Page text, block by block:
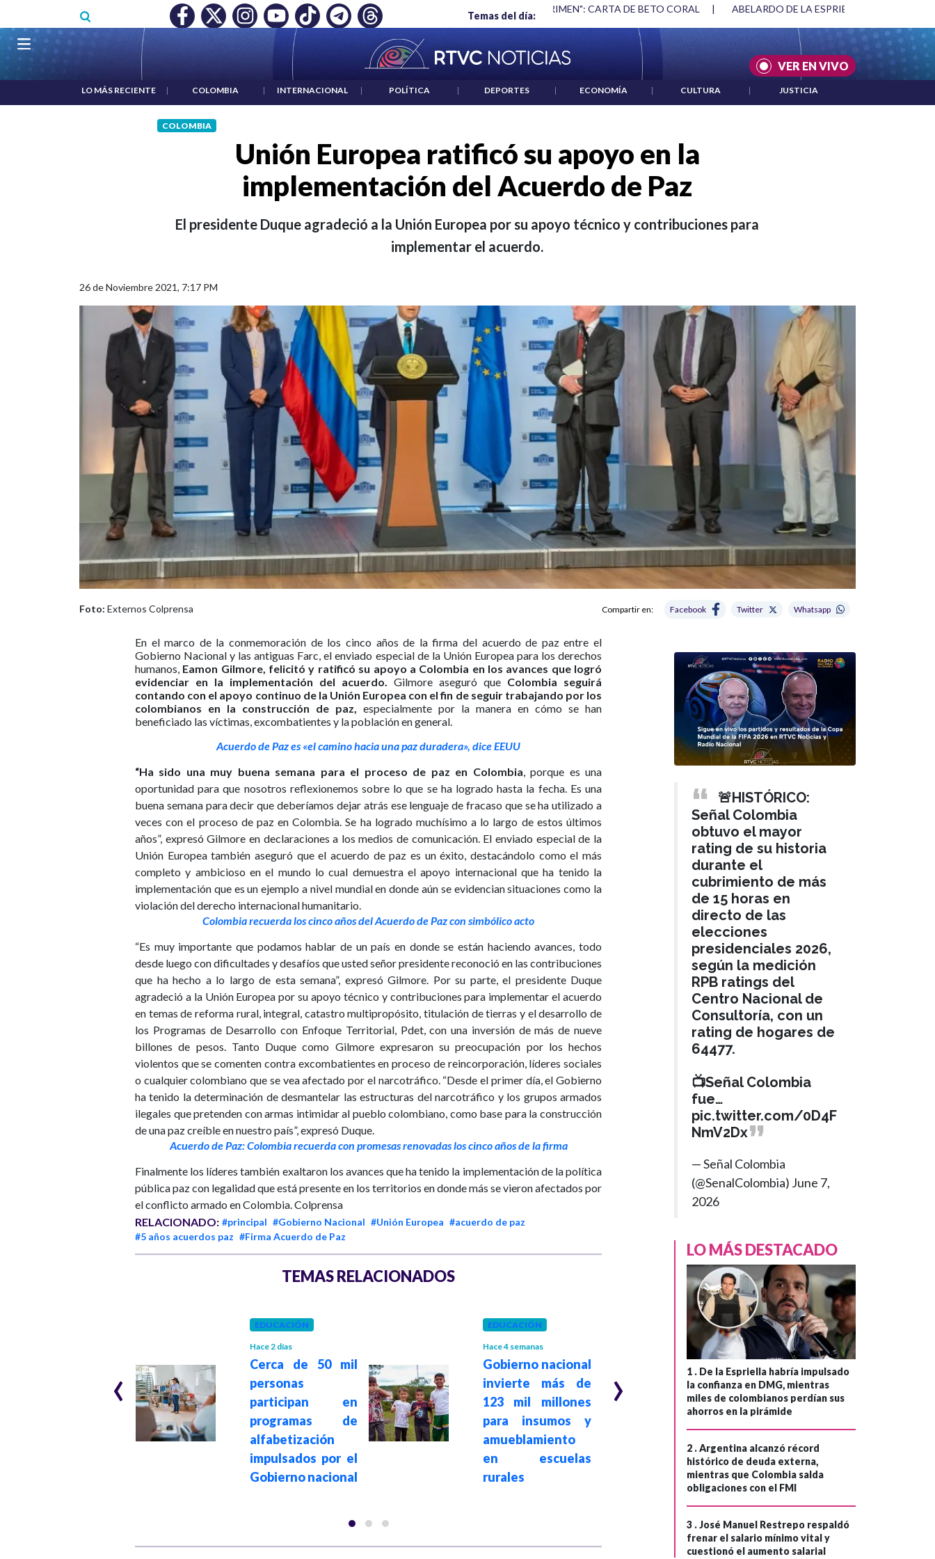
Temas del día:
MÍNIMO NO DESTRUYÓ EMPLEO: JP MORGAN | "HABLAR NO ES UN CRIMEN": CARTA DE BETO CORAL ABELARDO DE LA ESPRIELLA Y DMG | ACUERDOS ENTRE ESTADOS UNIDOS E
VER EN VIVO
Navegación principal
LO MÁS RECIENTE | COLOMBIA | INTERNACIONAL | POLÍTICA | DEPORTES | ECONOMÍA | CULTURA | JUSTICIA
COLOMBIA
Unión Europea ratificó su apoyo en la
implementación del Acuerdo de Paz
El presidente Duque agradeció a la Unión Europea por su apoyo técnico y contribuciones para
implementar el acuerdo.
26 de Noviembre 2021, 7:17 PM
Foto: Externos Colprensa Compartir en: Facebook Twitter Whatsapp
En el marco de la conmemoración de los cinco años de la firma del acuerdo de paz entre el
Gobierno Nacional y las antiguas Farc, el enviado especial de la Unión Europea para los derechos
humanos, Eamon Gilmore, felicitó y ratificó su apoyo a Colombia en los avances que logró
evidenciar en la implementación del acuerdo. Gilmore aseguró que Colombia seguirá
contando con el apoyo continuo de la Unión Europea con el fin de seguir trabajando por los
colombianos en la construcción de paz, especialmente por la manera en cómo se han
beneficiado las víctimas, excombatientes y la población en general.
Acuerdo de Paz es «el camino hacia una paz duradera», dice EEUU
“Ha sido una muy buena semana para el proceso de paz en Colombia, porque es una
oportunidad para que nosotros reflexionemos sobre lo que se ha logrado hasta la fecha. Es una
buena semana para decir que deberíamos dejar atrás ese lenguaje de fracaso que se ha utilizado a
veces con el proceso de paz en Colombia. Se ha logrado muchísimo a lo largo de estos últimos
años”, expresó Gilmore en declaraciones a los medios de comunicación. El enviado especial de la
Unión Europea también aseguró que el acuerdo de paz es un éxito, destacándolo como el más
completo y ambicioso en el mundo lo cual demuestra el apoyo internacional que ha tenido la
implementación que es un ejemplo a nivel mundial en donde aún se evidencian situaciones como la
violación del derecho internacional humanitario.
Colombia recuerda los cinco años del Acuerdo de Paz con simbólico acto
“Es muy importante que podamos hablar de un país en donde se están haciendo avances, todo
desde luego con dificultades y desafíos que usted señor presidente reconoció en las contribuciones
que ha hecho a lo largo de esta semana”, expresó Gilmore. Por su parte, el presidente Duque
agradeció a la Unión Europea por su apoyo técnico y contribuciones para implementar el acuerdo
en temas de reforma rural, integral, catastro multipropósito, titulación de tierras y el desarrollo de
los Programas de Desarrollo con Enfoque Territorial, Pdet, con una inversión de más de nueve
billones de pesos. Tanto Duque como Gilmore expresaron su preocupación por los hechos
violentos que se comenten contra excombatientes en proceso de reincorporación, líderes sociales
o cualquier colombiano que se vea afectado por el narcotráfico. “Desde el primer día, el Gobierno
ha tenido la determinación de desmantelar las estructuras del narcotráfico y los grupos armados
ilegales que pretenden con armas intimidar al pueblo colombiano, como base para la construcción
de una paz creíble en nuestro país”, expresó Duque.
Acuerdo de Paz: Colombia recuerda con promesas renovadas los cinco años de la firma
Finalmente los líderes también exaltaron los avances que ha tenido la implementación de la política
pública paz con legalidad que está presente en los territorios en donde más se vieron afectados por
el conflicto armado en Colombia. Colprensa
RELACIONADO: #principal #Gobierno Nacional #Unión Europea #acuerdo de paz
#5 años acuerdos paz #Firma Acuerdo de Paz
TEMAS RELACIONADOS
exigen a la FIFA
EDUCACIÓN
Hace 2 días
Cerca de 50 mil
personas
participan en
programas de
alfabetización
impulsados por el
Gobierno nacional
EDUCACIÓN
Hace 4 semanas
Gobierno nacional
invierte más de
123 mil millones
para insumos y
amueblamiento
en escuelas
rurales
GOBIERNO
Hace 4 semanas
Gobierno
denunciaría a
Carlos Alonso
Lucio, tras
declaraciones
presidente Petro
y su equipo de
empalme
‹ ›
🚨HISTÓRICO:
Señal Colombia
obtuvo el mayor
rating de su historia
durante el
cubrimiento de más
de 15 horas en
directo de las
elecciones
presidenciales 2026,
según la medición
RPB ratings del
Centro Nacional de
Consultoría, con un
rating de hogares de
64477.
📺Señal Colombia
fue…
pic.twitter.com/0D4F
NmV2Dx
— Señal Colombia
(@SenalColombia) June 7,
2026
LO MÁS DESTACADO
1 . De la Espriella habría impulsado
la confianza en DMG, mientras
miles de colombianos perdían sus
ahorros en la pirámide
2 .Argentina alcanzó récord
histórico de deuda externa,
mientras que Colombia salda
obligaciones con el FMI
3 .José Manuel Restrepo respaldó
frenar el salario mínimo vital y
cuestionó el aumento salarial